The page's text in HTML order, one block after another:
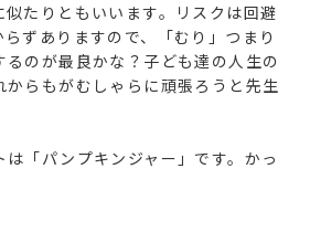
似たりともいいます。リスクは回避
ずありますので、「むり」つまり
のが最良かな？子ども達の人生の
からもがむしゃらに頑張ろうと先生
「パンプキンジャー」です。かっ